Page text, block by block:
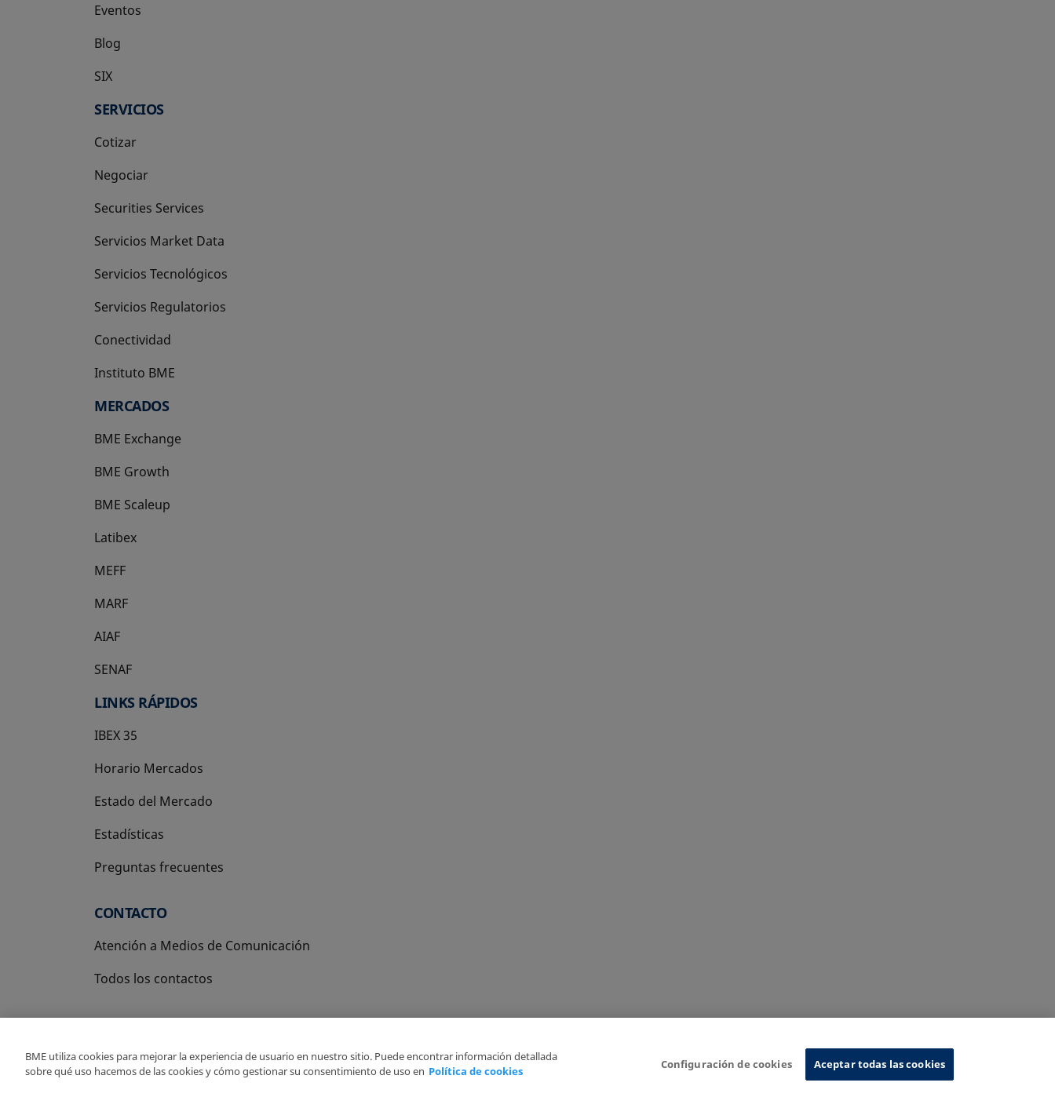
Eventos
Blog
SIX
se abre en una pestaña nueva
SERVICIOS
Cotizar
Negociar
Securities Services
Servicios Market Data
Servicios Tecnológicos
Servicios Regulatorios
Conectividad
Instituto BME
se abre en una pestaña nueva
MERCADOS
BME Exchange
BME Growth
se abre en una pestaña nueva
BME Scaleup
se abre en una pestaña nueva
Latibex
se abre en una pestaña nueva
MEFF
se abre en una pestaña nueva
MARF
AIAF
SENAF
LINKS RÁPIDOS
IBEX 35
Horario Mercados
Estado del Mercado
Estadísticas
Preguntas frecuentes
CONTACTO
Atención a Medios de Comunicación
Todos los contactos
Copyright Ⓒ BME 2026 Sistema de Información
BME utiliza cookies para mejorar la experiencia de usuario en nuestro sitio. Puede encontrar información detallada
sobre qué uso hacemos de las cookies y cómo gestionar su consentimiento de uso en Política de cookies
Configuración de cookies Aceptar todas las cookies